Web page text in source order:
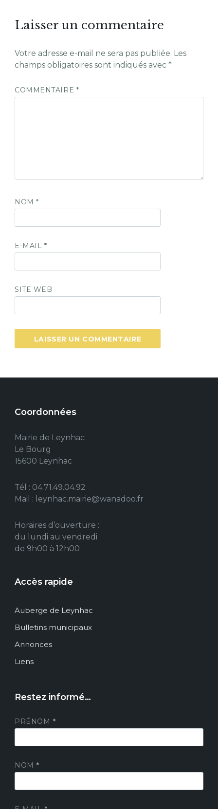
Laisser un commentaire
Votre adresse e-mail ne sera pas publiée. Les
champs obligatoires sont indiqués avec *
COMMENTAIRE *
NOM*
E-MAIL *
SITE WEB
Coordonnées
Mairie de Leynhac
Le Bourg
15600 Leynhac
Tél : 04.71.49.04.92
Mail : leynhac.mairie@wanadoo.fr
Horaires d’ouverture :
du lundi au vendredi
de 9h00 à 12h00
Accès rapide
Auberge de Leynhac
Bulletins municipaux
Annonces
Liens
Restez informé…
PRÉNOM *
NOM *